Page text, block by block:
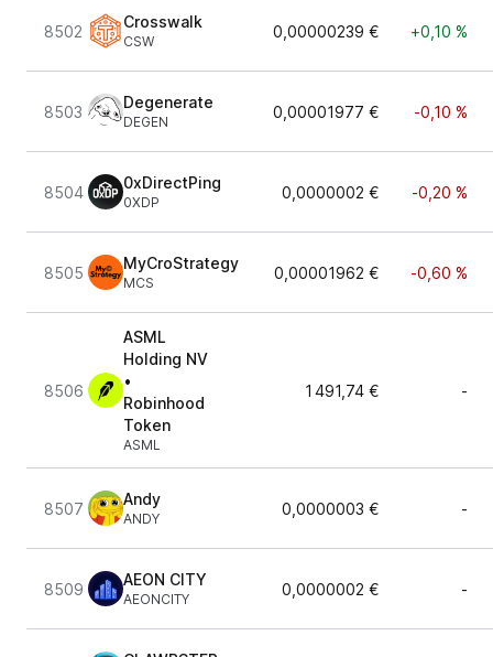
8502
Crosswalk
CSW
0,00000239 € +0,10 %
8503
Degenerate
DEGEN
0,00001977 € -0,10 %
8504
0xDirectPing
0XDP
0,0000002 € -0,20 %
8505
MyCroStrategy
MCS
0,00001962 € -0,60 %
8506
ASML
Holding NV
•
Robinhood
Token
ASML
1 491,74 € -
8507
Andy
ANDY
0,0000003 € -
8509
AEON CITY
AEONCITY
0,0000002 € -